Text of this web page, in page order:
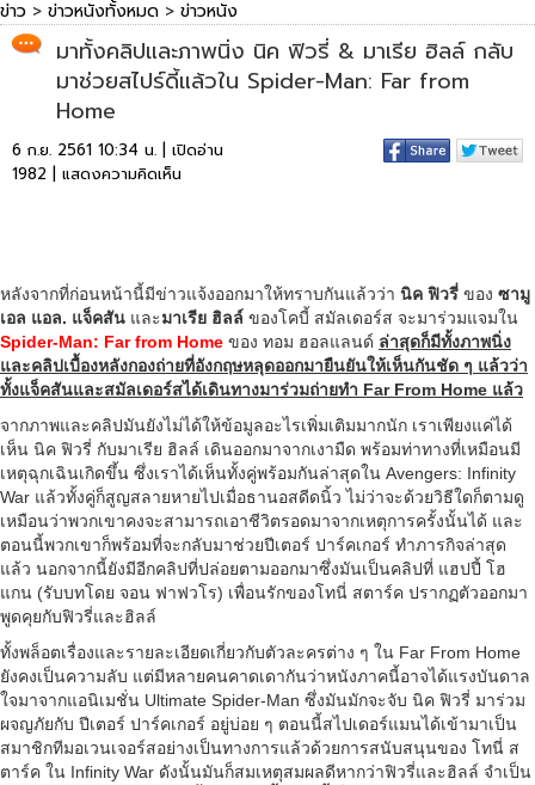
ข่าว > ข่าวหนังทั้งหมด > ข่าวหนัง
มาทั้งคลิปและภาพนิ่ง นิค ฟิวรี่ & มาเรีย ฮิลล์ กลับ
มาช่วยสไปร์ดี้แล้วใน Spider-Man: Far from
Home
6 ก.ย. 2561 10:34 น. | เปิดอ่าน
1982 | แสดงความคิดเห็น
หลังจากที่ก่อนหน้านี้มีข่าวแจ้งออกมาให้ทราบกันแล้วว่า นิค ฟิวรี่ ของ ซามู
เอล แอล. แจ็คสัน และมาเรีย ฮิลล์ ของโคบี้ สมัลเดอร์ส จะมาร่วมแจมใน
Spider-Man: Far from Home ของ ทอม ฮอลแลนด์ ล่าสุดก็มีทั้งภาพนิ่ง
และคลิปเบื้องหลังกองถ่ายที่อังกฤษหลุดออกมายืนยันให้เห็นกันชัด ๆ แล้วว่า
ทั้งแจ็คสันและสมัลเดอร์สได้เดินทางมาร่วมถ่ายทำ Far From Home แล้ว
จากภาพและคลิปมันยังไม่ได้ให้ข้อมูลอะไรเพิ่มเติมมากนัก เราเพียงแค่ได้
เห็น นิค ฟิวรี่ กับมาเรีย ฮิลล์ เดินออกมาจากเงามืด พร้อมท่าทางที่เหมือนมี
เหตุฉุกเฉินเกิดขึ้น ซึ่งเราได้เห็นทั้งคู่พร้อมกันล่าสุดใน Avengers: Infinity
War แล้วทั้งคู่ก็สูญสลายหายไปเมื่อธานอสดีดนิ้ว ไม่ว่าจะด้วยวิธีใดก็ตามดู
เหมือนว่าพวกเขาคงจะสามารถเอาชีวิตรอดมาจากเหตุการครั้งนั้นได้ และ
ตอนนี้พวกเขาก็พร้อมที่จะกลับมาช่วยปีเตอร์ ปาร์คเกอร์ ทำภารกิจล่าสุด
แล้ว นอกจากนี้ยังมีอีกคลิปที่ปล่อยตามออกมาซึ่งมันเป็นคลิปที่ แฮปปี้ โฮ
แกน (รับบทโดย จอน ฟาฟวโร) เพื่อนรักของโทนี่ สตาร์ค ปรากฏตัวออกมา
พูดคุยกับฟิวรี่และฮิลล์
ทั้งพล็อตเรื่องและรายละเอียดเกี่ยวกับตัวละครต่าง ๆ ใน Far From Home
ยังคงเป็นความลับ แต่มีหลายคนคาดเดากันว่าหนังภาคนี้อาจได้แรงบันดาล
ใจมาจากแอนิเมชั่น Ultimate Spider-Man ซึ่งมันมักจะจับ นิค ฟิวรี่ มาร่วม
ผจญภัยกับ ปีเตอร์ ปาร์คเกอร์ อยู่บ่อย ๆ ตอนนี้สไปเดอร์แมนได้เข้ามาเป็น
สมาชิกทีมอเวนเจอร์สอย่างเป็นทางการแล้วด้วยการสนับสนุนของ โทนี่ ส
ตาร์ค ใน Infinity War ดังนั้นมันก็สมเหตุสมผลดีหากว่าฟิวรี่และฮิลล์ จำเป็น